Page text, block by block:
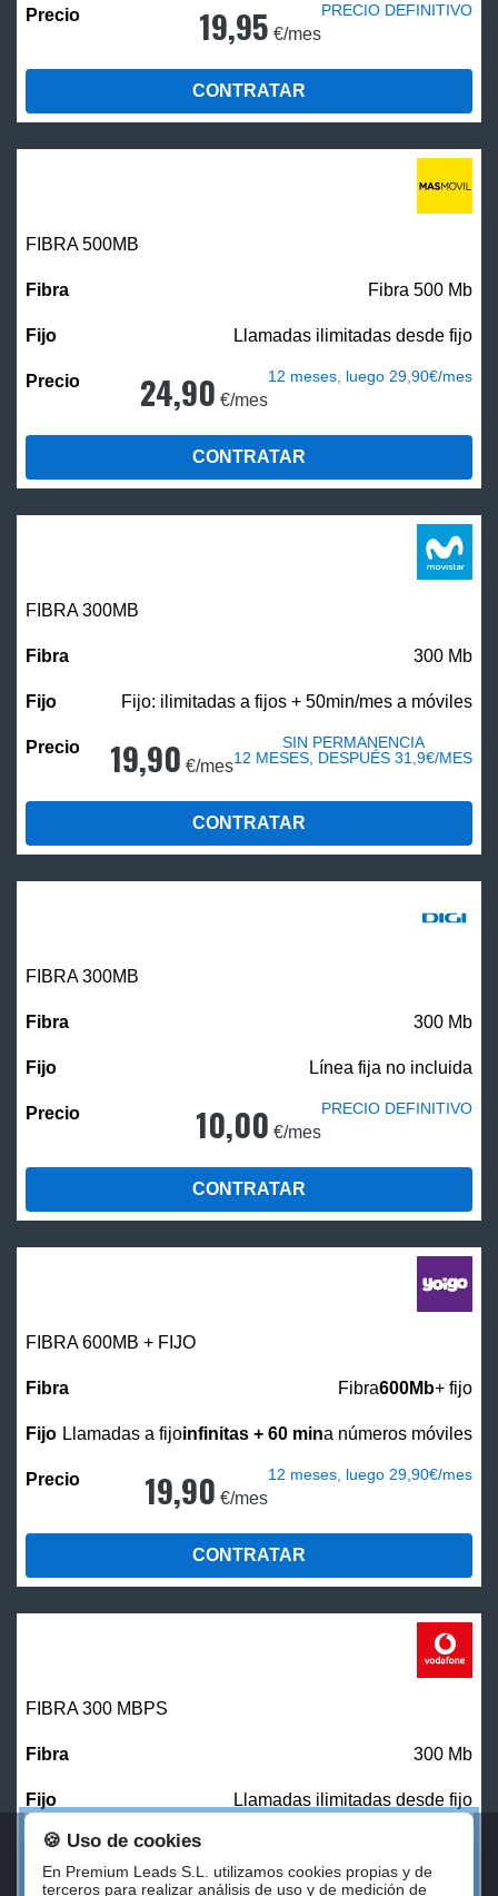
19,95 €/mes
PRECIO DEFINITIVO
CONTRATAR
FIBRA500MB
Fibra 500 Mb
Llamadas ilimitadas desde fijo
24,90 €/mes
12 meses, luego 29,90€/mes
CONTRATAR
FIBRA 300MB
300 Mb
Fijo: ilimitadas a fijos + 50min/mes a móviles
19,90 €/mes
SIN PERMANENCIA
12 MESES, DESPUÉS 31,9€/MES
CONTRATAR
FIBRA 300MB
300 Mb
Línea fija no incluida
10,00 €/mes
PRECIO DEFINITIVO
CONTRATAR
FIBRA 600MB + FIJO
Fibra600Mb+ fijo
Llamadas a fijoinfinitas + 60 mina números móviles
19,90 €/mes
12 meses, luego 29,90€/mes
CONTRATAR
FIBRA 300 MBPS
300 Mb
Llamadas ilimitadas desde fijo
27,00 €/mes
🍪 Uso de cookies
En Premium Leads S.L. utilizamos cookies propias y de
terceros para realizar análisis de uso y de medición de